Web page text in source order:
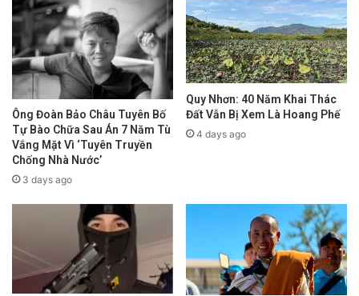
Ông Đoàn Bảo Châu Tuyên Bố
Tự Bào Chữa Sau Án 7 Năm Tù
Vắng Mặt Vì ‘Tuyên Truyền
Chống Nhà Nước’
3 days ago
Quy Nhơn: 40 Năm Khai Thác
Đất Vẫn Bị Xem Là Hoang Phế
4 days ago